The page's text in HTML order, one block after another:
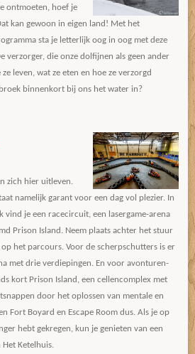
ontmoeten, hoef je
kan gewoon in eigen land! Met het
sta je letterlijk oog in oog met deze
verzorger, die onze dolfijnen als geen ander
leven, wat ze eten en hoe ze verzorgd
binnenkort bij ons het water in?
zich hier uitleven.
namelijk garant voor een dag vol plezier. In
vind je een racecircuit, een lasergame-arena
Prison Island. Neem plaats achter het stuur
het parcours. Voor de scherpschutters is er
met drie verdiepingen. En voor avonturen-
kort Prison Island, een cellencomplex met
door het oplossen van mentale en
Fort Boyard en Escape Room dus. Als je op
hebt gekregen, kun je genieten van een
Ketelhuis.